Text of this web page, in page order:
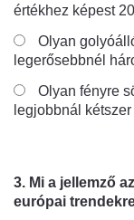
értékhez képest
Olyan
legerősebbnél
Olyan fényre
legjobbnál
3. Mi a jellemző
európai